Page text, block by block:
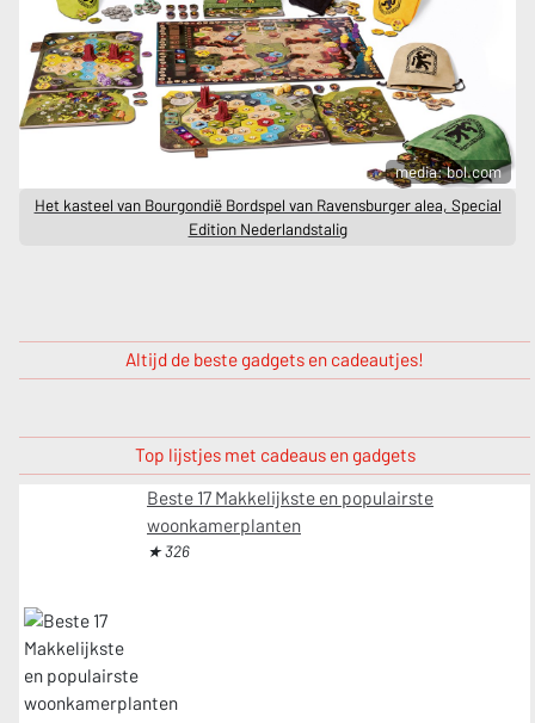
media: bol.com
Het kasteel van Bourgondië Bordspel van Ravensburger alea, Special
Edition Nederlandstalig
Altijd de beste gadgets en cadeautjes!
Top lijstjes met cadeaus en gadgets
Beste 17 Makkelijkste en populairste
woonkamerplanten
★ 326